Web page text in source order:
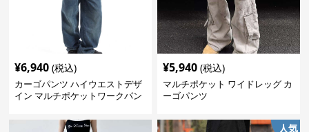
¥6,940 (税込)
カーゴパンツ ハイウエストデザ
イン マルチポケットワークパン
¥5,940 (税込)
マルチポケット ワイドレッグ カ
ーゴパンツ
人気